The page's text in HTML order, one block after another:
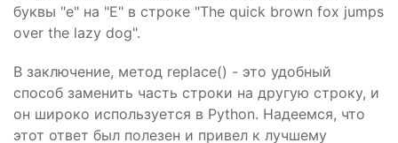
буквы "e" на "E" в строке "The quick brown fox jumps
over the lazy dog".
В заключение, метод replace() - это удобный
способ заменить часть строки на другую строку, и
он широко используется в Python. Надеемся, что
этот ответ был полезен и привел к лучшему